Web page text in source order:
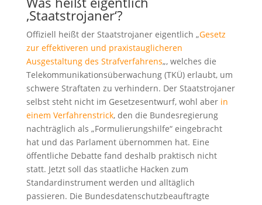
‚Staatstrojaner‘?
Offiziell heißt der Staatstrojaner eigentlich „Gesetz
zur effektiveren und praxistauglicheren
Ausgestaltung des Strafverfahrens„, welches die
Telekommunikationsüberwachung (TKÜ) erlaubt, um
schwere Straftaten zu verhindern. Der Staatstrojaner
selbst steht nicht im Gesetzesentwurf, wohl aber in
einem Verfahrenstrick, den die Bundesregierung
nachträglich als „Formulierungshilfe“ eingebracht
hat und das Parlament übernommen hat. Eine
öffentliche Debatte fand deshalb praktisch nicht
statt. Jetzt soll das staatliche Hacken zum
Standardinstrument werden und alltäglich
passieren. Die Bundesdatenschutzbeauftragte